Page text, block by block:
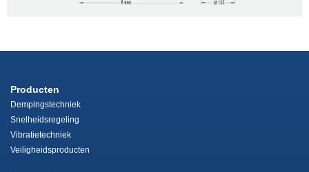
Producten
Dempingstechniek
Snelheidsregeling
Vibratietechniek
Veiligheidsproducten